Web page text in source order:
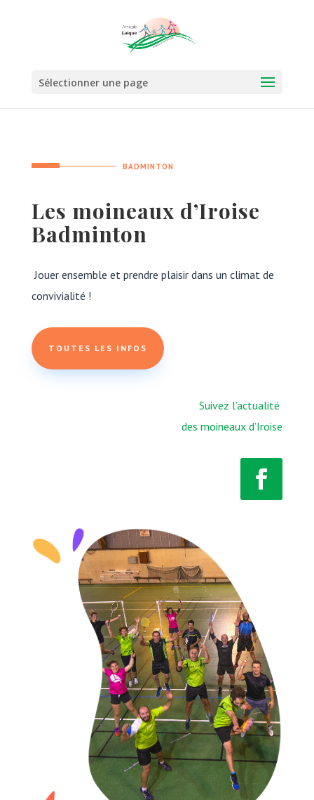
Sélectionner une page
BADMINTON
Les moineaux d’Iroise
Badminton
Jouer ensemble et prendre plaisir dans un climat de
convivialité !
TOUTES LES INFOS
Suivez l’actualité
des moineaux d’Iroise